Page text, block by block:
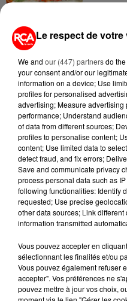
5 août
4 août
RUÉE
RETROUVEZ TOUTE
RECEVEZ LES
EN
Le respect de
We and our (447) partnersdo
your consent and/or our
information on a device; Use
profiles for personalised
advertising; Measure
performance; Understand
of data from different sources;
profiles to personalise content;
content; Use limited data to
detect fraud, and fix errors;
Save and communicate privacy
process personal data such as
following functionalities: Identify
requested; Use precise
other data sources; Link
information transmitted
Vous pouvez accepter en
sélectionnant les finalités et/ou
Vous pouvez également refuser
accepter". Vos préférences ne
pouvez mettre à jour vos choix,